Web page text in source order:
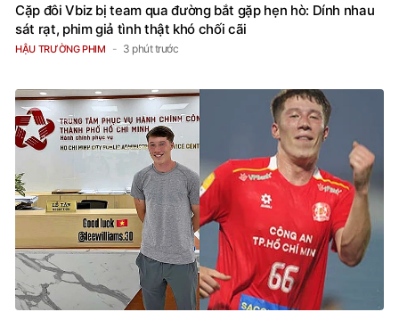
Cặp đôi Vbiz bị team qua đường bắt gặp hẹn hò: Dính nhau
sát rạt, phim giả tình thật khó chối cãi
HẬU TRƯỜNG PHIM 3 phút trước